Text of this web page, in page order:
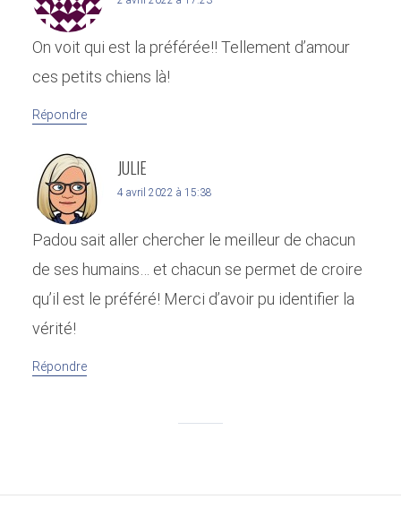
On voit qui est la préférée!! Tellement d’amour
ces petits chiens là!
Répondre
JULIE
4 avril 2022 à 15:38
Padou sait aller chercher le meilleur de chacun
de ses humains… et chacun se permet de croire
qu’il est le préféré! Merci d’avoir pu identifier la
vérité!
Répondre